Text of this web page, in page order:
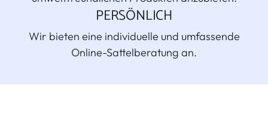
PERSÖNLICH
Wir bieten eine individuelle und umfassende
Online-Sattelberatung an.